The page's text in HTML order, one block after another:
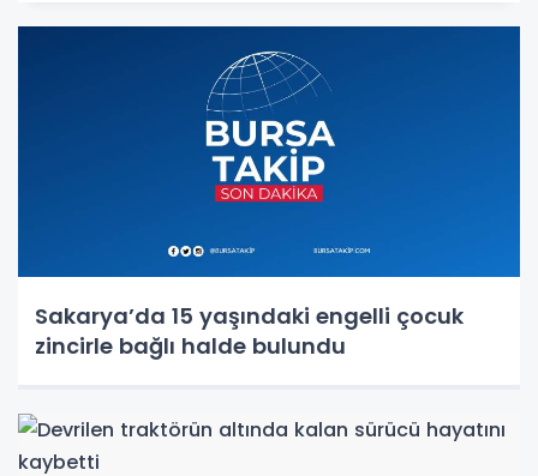
Sakarya’da 15 yaşındaki engelli çocuk
zincirle bağlı halde bulundu